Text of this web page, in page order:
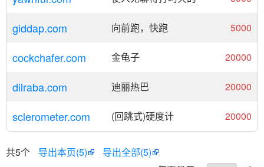
giddap.com 向前跑，快跑 5000
cockchafer.com 金龟子 20000
dilraba.com 迪丽热巴 20000
sclerometer.com (回跳式)硬度计 20000
共5个 导出本页(5)
导出全部(5)